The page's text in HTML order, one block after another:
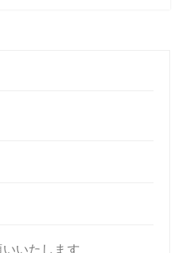
いたします